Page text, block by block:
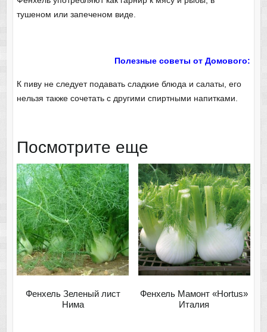
тушеном или запеченом виде.
Полезные советы от Домового:
К пиву не следует подавать сладкие блюда и салаты, его
нельзя также сочетать с другими спиртными напитками.
Посмотрите еще
Фенхель Зеленый лист
Нима
Фенхель Мамонт «Hortus»
Италия